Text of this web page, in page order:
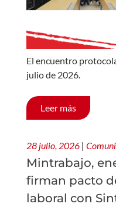
El encuentro
julio de 2026.
Leer más
28 julio, 2026 |
Mintrabajo,
firman pacto
laboral con